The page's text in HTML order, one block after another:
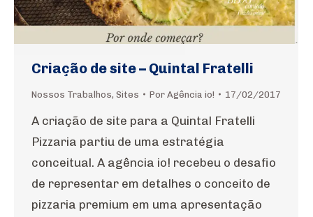
Criação de site – Quintal Fratelli
Nossos Trabalhos, Sites Por Agência io! 17/02/2017
A criação de site para a Quintal Fratelli
Pizzaria partiu de uma estratégia
conceitual. A agência io! recebeu o desafio
de representar em detalhes o conceito de
pizzaria premium em uma apresentação